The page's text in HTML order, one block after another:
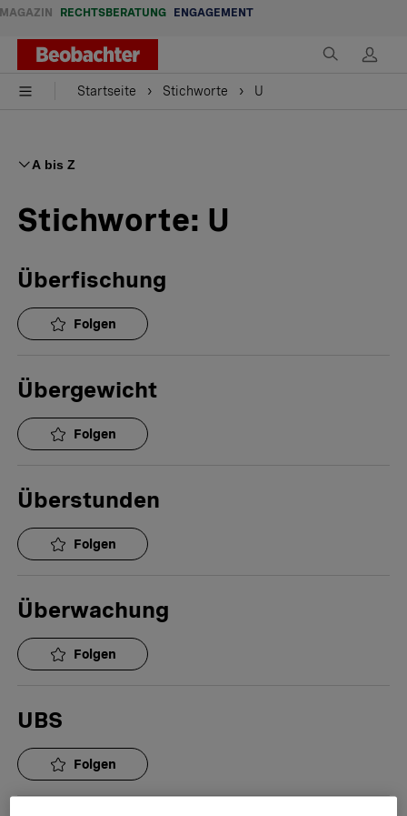
MAGAZIN RECHTSBERATUNG ENGAGEMENT
Startseite Stichworte U
A bis Z
Stichworte: U
Überfischung
Folgen
Übergewicht
Folgen
Überstunden
Folgen
Überwachung
Folgen
UBS
Folgen